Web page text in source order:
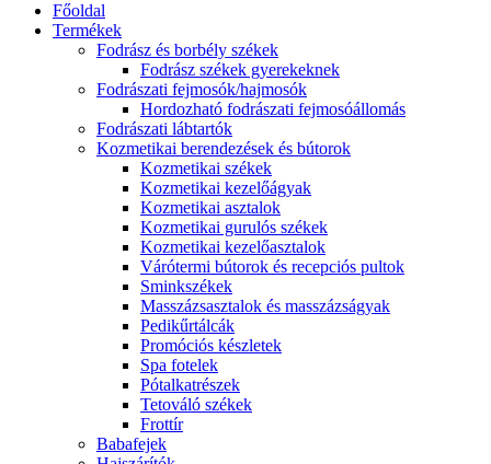
Főoldal
Termékek
Fodrász és borbély székek
Fodrász székek gyerekeknek
Fodrászati fejmosók/hajmosók
Hordozható fodrászati fejmosóállomás
Fodrászati lábtartók
Kozmetikai berendezések és bútorok
Kozmetikai székek
Kozmetikai kezelőágyak
Kozmetikai asztalok
Kozmetikai gurulós székek
Kozmetikai kezelőasztalok
Várótermi bútorok és recepciós pultok
Sminkszékek
Masszázsasztalok és masszázságyak
Pedikűrtálcák
Promóciós készletek
Spa fotelek
Pótalkatrészek
Tetováló székek
Frottír
Babafejek